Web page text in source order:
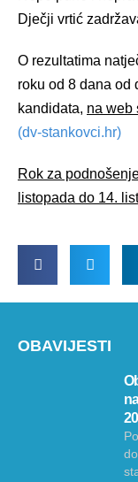
Dječji vrtić
O rezultatima
roku od 8 dana od
kandidata, na web
(dv-stankovci.hr)
Rok za
listopada do 14.
OBAVIJESTI